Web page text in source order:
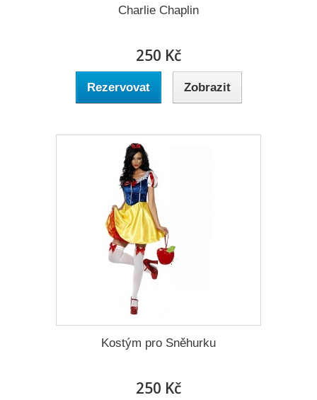
Charlie Chaplin
250 Kč
Rezervovat Zobrazit
Kostým pro Sněhurku
250 Kč